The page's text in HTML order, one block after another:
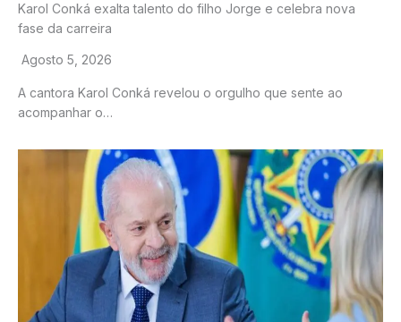
Karol Conká exalta talento do filho Jorge e celebra nova
fase da carreira
Agosto 5, 2026
A cantora Karol Conká revelou o orgulho que sente ao
acompanhar o…